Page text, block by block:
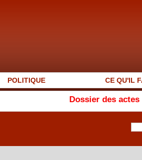
POLITIQUE CE QU'IL
Dossier des actes contre